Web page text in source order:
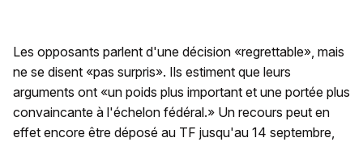
Les opposants parlent d'une décision «regrettable», mais
ne se disent «pas surpris». Ils estiment que leurs
arguments ont «un poids plus important et une portée plus
convaincante à l'échelon fédéral.» Un recours peut en
effet encore être déposé au TF jusqu'au 14 septembre,